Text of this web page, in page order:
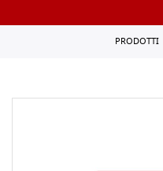
PRODOTTI